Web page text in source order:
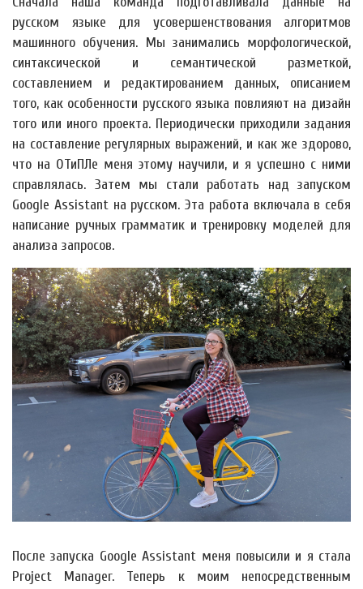
русском языке для усовершенствования алгоритмов
машинного обучения. Мы занимались морфологической,
синтаксической и семантической разметкой,
составлением и редактированием данных, описанием
того, как особенности русского языка повлияют на дизайн
того или иного проекта. Периодически приходили задания
на составление регулярных выражений, и как же здорово,
что на ОТиПЛе меня этому научили, и я успешно с ними
справлялась. Затем мы стали работать над запуском
Google Assistant на русском. Эта работа включала в себя
написание ручных грамматик и тренировку моделей для
анализа запросов.
После запуска Google Assistant меня повысили и я стала
Project Manager. Теперь к моим непосредственным